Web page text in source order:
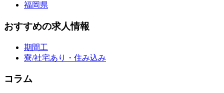
福岡県
おすすめの求人情報
期間工
寮/社宅あり・住み込み
コラム